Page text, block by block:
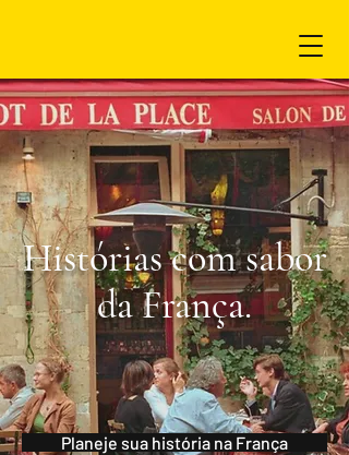
Histórias com sabor
da França.
Planeje sua história na França